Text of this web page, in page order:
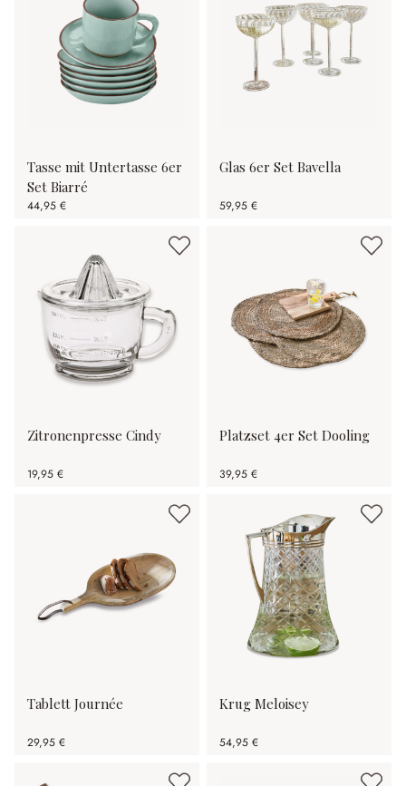
Tasse mit Untertasse 6er
Set Biarré
44,95 €
Glas 6er Set Bavella
59,95 €
Zitronenpresse Cindy
19,95 €
Platzset 4er Set Dooling
39,95 €
Tablett Journée
29,95 €
Krug Meloisey
54,95 €